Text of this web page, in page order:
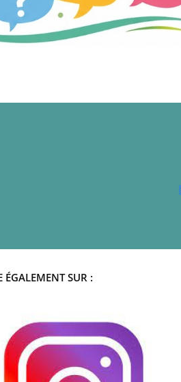
ÉGALEMENT SUR :